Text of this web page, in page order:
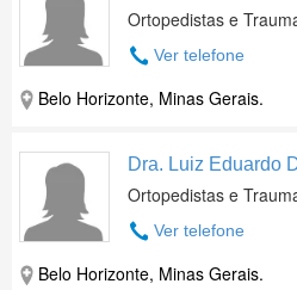
Ortopedistas e
Ver telefone
Belo Horizonte, Minas Gerais.
Dra. Luiz Eduardo
Ortopedistas e
Ver telefone
Belo Horizonte, Minas Gerais.